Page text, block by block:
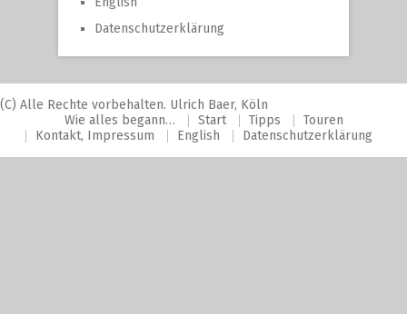
Datenschutzerklärung
(C) Alle Rechte vorbehalten. Ulrich Baer, Köln
Wie alles begann…
Start Tipps
Touren
Kontakt, Impressum
English Datenschutzerklärung